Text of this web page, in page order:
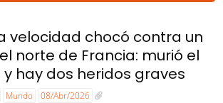
velocidad chocó contra un
norte de Francia: murió el
hay dos heridos graves
Mundo 08/Abr/2026